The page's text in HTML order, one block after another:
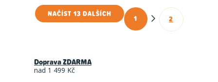
O
NAČÍST 13 DALŠÍCH
S
1 2
Doprava ZDARMA
nad 1 499 Kč